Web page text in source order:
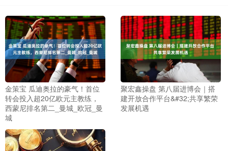
金策宝 瓜迪奥拉的豪气！首位
转会投入超20亿欧元主教练，
西蒙尼排名第二_曼城_欧冠_曼
城
聚宏鑫操盘 第八届进博会｜搭
建开放合作平台&#32;共享繁荣
发展机遇